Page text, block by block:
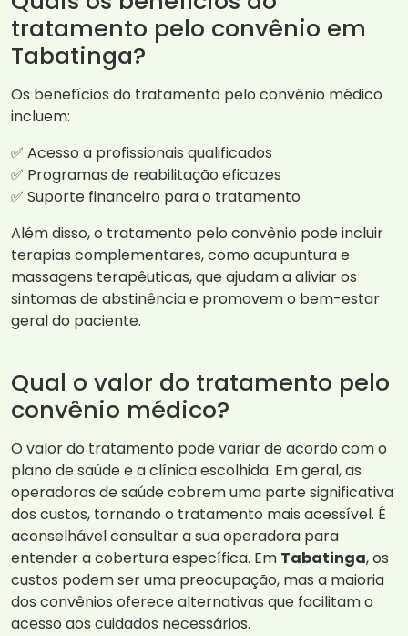
tratamento pelo convênio em
Tabatinga?
Os benefícios do tratamento pelo convênio médico
incluem:
✅ Acesso a profissionais qualificados
✅ Programas de reabilitação eficazes
✅ Suporte financeiro para o tratamento
Além disso, o tratamento pelo convênio pode incluir
terapias complementares, como acupuntura e
massagens terapêuticas, que ajudam a aliviar os
sintomas de abstinência e promovem o bem-estar
geral do paciente.
Qual o valor do tratamento pelo
convênio médico?
O valor do tratamento pode variar de acordo com o
plano de saúde e a clínica escolhida. Em geral, as
operadoras de saúde cobrem uma parte significativa
dos custos, tornando o tratamento mais acessível. É
aconselhável consultar a sua operadora para
entender a cobertura específica. Em Tabatinga, os
custos podem ser uma preocupação, mas a maioria
dos convênios oferece alternativas que facilitam o
acesso aos cuidados necessários.